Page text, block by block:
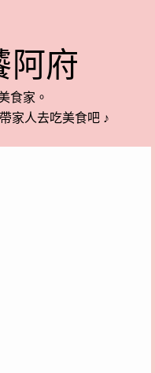
阿府
食家。
家人去吃美食吧 ♪